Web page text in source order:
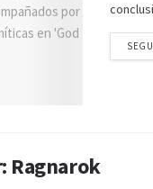
Ragnarok